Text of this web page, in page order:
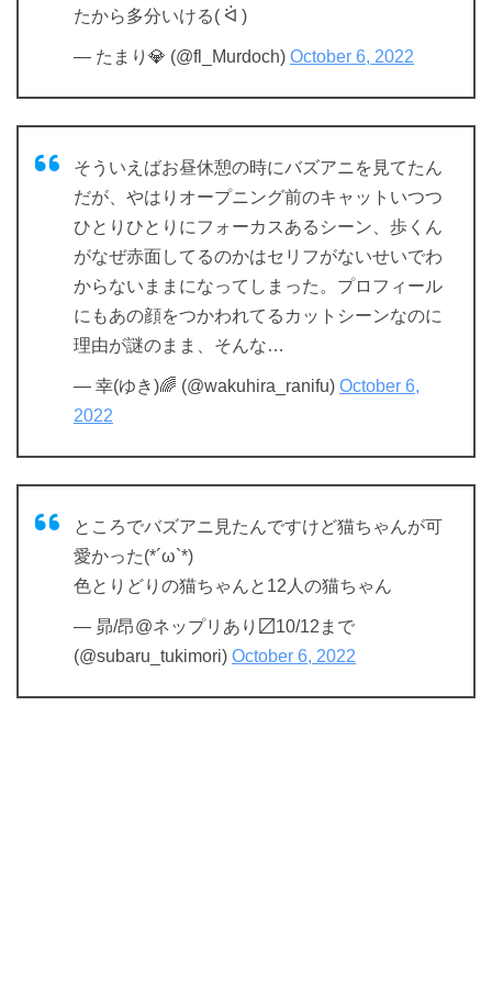
たから多分いける( ᐛ )
— たまり💎 (@fl_Murdoch) October 6, 2022
そういえばお昼休憩の時にバズアニを見てたん
だが、やはりオープニング前のキャットいつつ
ひとりひとりにフォーカスあるシーン、歩くん
がなぜ赤面してるのかはセリフがないせいでわ
からないままになってしまった。プロフィール
にもあの顔をつかわれてるカットシーンなのに
理由が謎のまま、そんな…
— 幸(ゆき)🌈 (@wakuhira_ranifu) October 6,
2022
ところでバズアニ見たんですけど猫ちゃんが可
愛かった(*´ω`*)
色とりどりの猫ちゃんと12人の猫ちゃん
— 昴/昂@ネップリあり〼10/12まで
(@subaru_tukimori) October 6, 2022